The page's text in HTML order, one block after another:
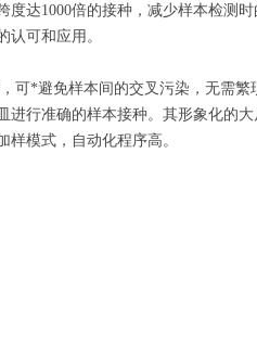
达1000倍的接种，减少样本检测
认可和应用。
可*避免样本间的交叉污染，无需
行准确的样本接种。其形象化的
模式，自动化程序高。